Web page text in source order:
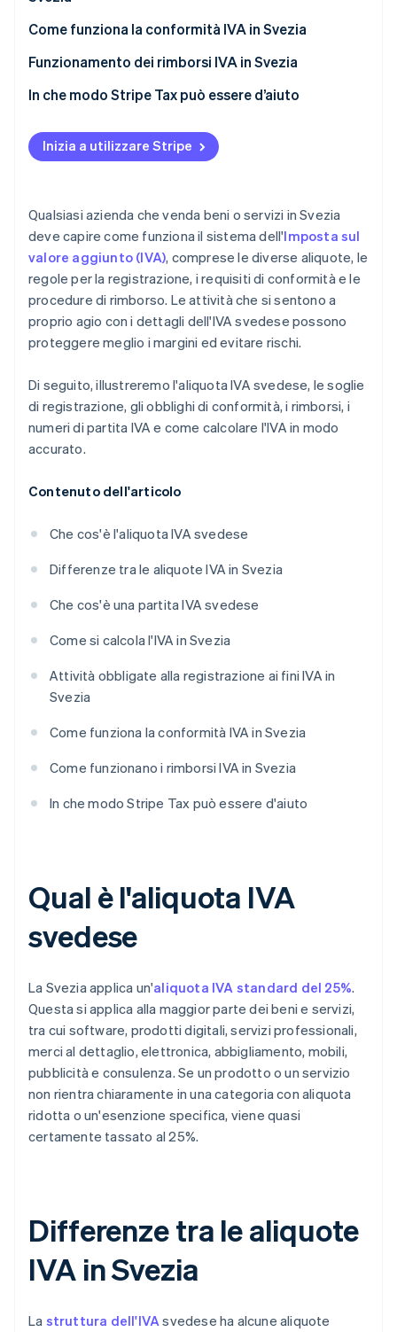
Attività con sede in Svezia
Attività extra UE
Venditori con sede nell’UE
Forniture esenti da IVA
Attività extra UE
Come funziona la conformità IVA in Svezia
Funzionamento dei rimborsi IVA in Svezia
In che modo Stripe Tax può essere d’aiuto
Inizia a utilizzare Stripe
Qualsiasi azienda che venda beni o servizi in Svezia
deve capire come funziona il sistema dell'Imposta sul
valore aggiunto (IVA), comprese le diverse aliquote, le
regole per la registrazione, i requisiti di conformità e le
procedure di rimborso. Le attività che si sentono a
proprio agio con i dettagli dell'IVA svedese possono
proteggere meglio i margini ed evitare rischi.
Di seguito, illustreremo l'aliquota IVA svedese, le soglie
di registrazione, gli obblighi di conformità, i rimborsi, i
numeri di partita IVA e come calcolare l'IVA in modo
accurato.
Contenuto dell'articolo
Che cos'è l'aliquota IVA svedese
Differenze tra le aliquote IVA in Svezia
Che cos'è una partita IVA svedese
Come si calcola l'IVA in Svezia
Attività obbligate alla registrazione ai fini IVA in
Svezia
Come funziona la conformità IVA in Svezia
Come funzionano i rimborsi IVA in Svezia
In che modo Stripe Tax può essere d'aiuto
Qual è l'aliquota IVA
svedese
La Svezia applica un'aliquota IVA standard del 25%.
Questa si applica alla maggior parte dei beni e servizi,
tra cui software, prodotti digitali, servizi professionali,
merci al dettaglio, elettronica, abbigliamento, mobili,
pubblicità e consulenza. Se un prodotto o un servizio
non rientra chiaramente in una categoria con aliquota
ridotta o un'esenzione specifica, viene quasi
certamente tassato al 25%.
Differenze tra le aliquote
IVA in Svezia
La struttura dell'IVAsvedese ha alcune aliquote